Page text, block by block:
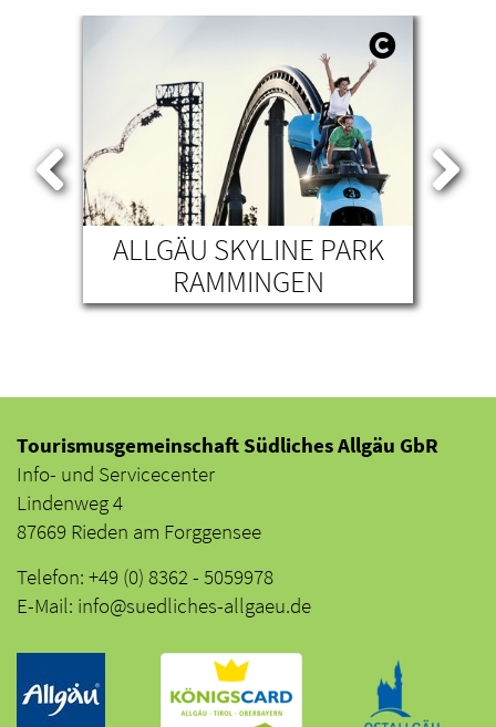
ALLGÄU SKYLINE PARK
RAMMINGEN
Tourismusgemeinschaft Südliches Allgäu GbR
Info- und Servicecenter
Lindenweg 4
87669 Rieden am Forggensee
Telefon: +49 (0) 8362 - 5059978
E-Mail: info@suedliches-allgaeu.de